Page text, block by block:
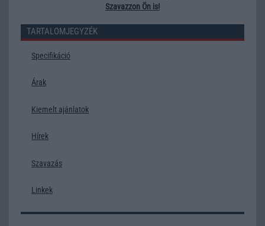
Szavazzon Ön is!
TARTALOMJEGYZÉK
Specifikáció
Árak
Kiemelt ajánlatok
Hírek
Szavazás
Linkek